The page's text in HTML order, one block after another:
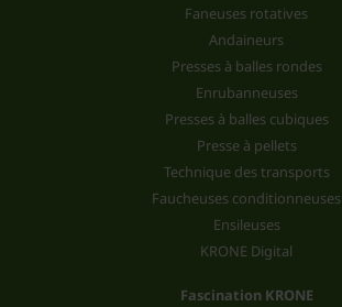
Faneuses rotatives
Andaineurs
Presses à balles rondes
Enrubanneuses
Presses à balles cubiques
Presse à pellets
Technique des transports
Faucheuses conditionneuses
Ensileuses
KRONE Digital
Fascination KRONE